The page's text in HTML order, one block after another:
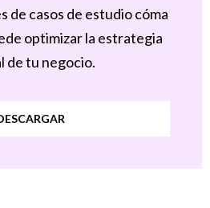
de casos de estudio cóma
optimizar la estrategia
de tu negocio.